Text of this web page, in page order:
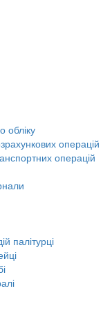
обліку
операцій
операцій
палітурці